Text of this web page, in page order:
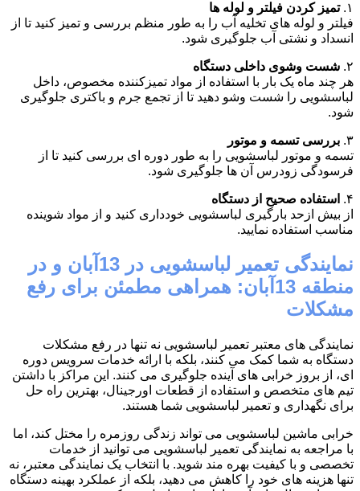
۱. تمیز کردن فیلتر و لوله ها
فیلتر و لوله های تخلیه آب را به طور منظم بررسی و تمیز کنید تا از
انسداد و نشتی آب جلوگیری شود.
۲. شست وشوی داخلی دستگاه
هر چند ماه یک بار با استفاده از مواد تمیزکننده مخصوص، داخل
لباسشویی را شست وشو دهید تا از تجمع جرم و باکتری جلوگیری
شود.
۳. بررسی تسمه و موتور
تسمه و موتور لباسشویی را به طور دوره ای بررسی کنید تا از
فرسودگی زودرس آن ها جلوگیری شود.
۴.
استفاده صحیح از دستگاه
از بیش ازحد بارگیری لباسشویی خودداری کنید و از مواد شوینده
مناسب استفاده نمایید.
نمایندگی تعمیر لباسشویی در 13آبان و در
منطقه 13آبان: همراهی مطمئن برای رفع
مشکلات
نمایندگی های معتبر تعمیر لباسشویی نه تنها در رفع مشکلات
دستگاه به شما کمک می کنند، بلکه با ارائه خدمات سرویس دوره
ای، از بروز خرابی های آینده جلوگیری می کنند. این مراکز با داشتن
تیم های متخصص و استفاده از قطعات اورجینال، بهترین راه حل
برای نگهداری و تعمیر لباسشویی شما هستند.
خرابی ماشین لباسشویی می تواند زندگی روزمره را مختل کند، اما
با مراجعه به نمایندگی تعمیر لباسشویی می توانید از خدمات
تخصصی و با کیفیت بهره مند شوید. با انتخاب یک نمایندگی معتبر، نه
تنها هزینه های خود را کاهش می دهید، بلکه از عملکرد بهینه دستگاه